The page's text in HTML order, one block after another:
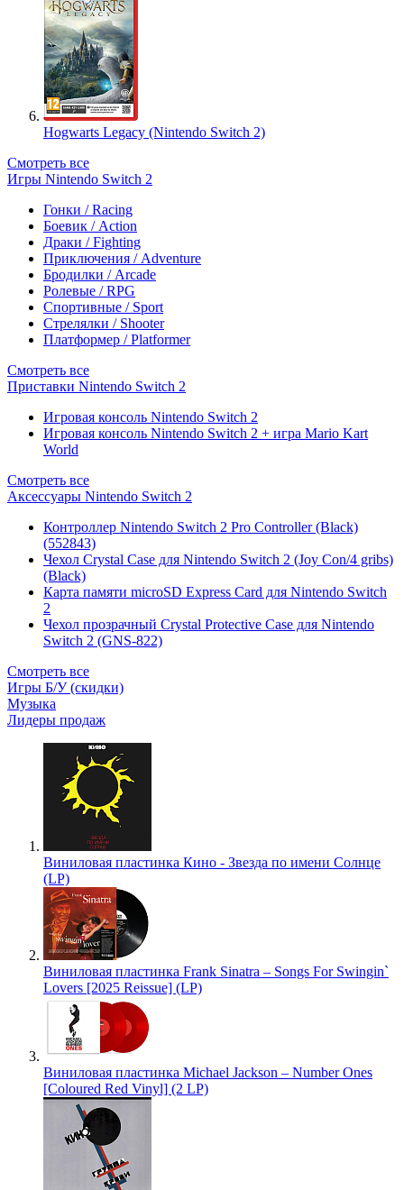
Hogwarts Legacy (Nintendo Switch 2)
Смотреть все
Игры Nintendo Switch 2
Гонки / Racing
Боевик / Action
Драки / Fighting
Приключения / Adventure
Бродилки / Arcade
Ролевые / RPG
Спортивные / Sport
Стрелялки / Shooter
Платформер / Platformer
Смотреть все
Приставки Nintendo Switch 2
Игровая консоль Nintendo Switch 2
Игровая консоль Nintendo Switch 2 + игра Mario Kart
World
Смотреть все
Аксессуары Nintendo Switch 2
Контроллер Nintendo Switch 2 Pro Controller (Black)
(552843)
Чехол Сrystal Сase для Nintendo Switch 2 (Joy Con/4 gribs)
(Black)
Карта памяти microSD Express Card для Nintendo Switch
2
Чехол прозрачный Crystal Protective Case для Nintendo
Switch 2 (GNS-822)
Смотреть все
Игры Б/У (скидки)
Музыка
Лидеры продаж
Виниловая пластинка Кино - Звезда по имени Солнце
(LP)
Виниловая пластинка Frank Sinatra – Songs For Swingin`
Lovers [2025 Reissue] (LP)
Виниловая пластинка Michael Jackson – Number Ones
[Coloured Red Vinyl] (2 LP)